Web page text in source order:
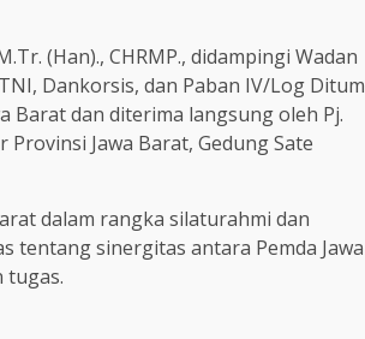
(Han)., CHRMP., didampingi Wadan
Dankorsis, dan Paban IV/Log Ditum
Barat dan diterima langsung oleh Pj.
Jawa Barat, Gedung Sate
dalam rangka silaturahmi dan
tentang sinergitas antara Pemda Jawa
tugas.